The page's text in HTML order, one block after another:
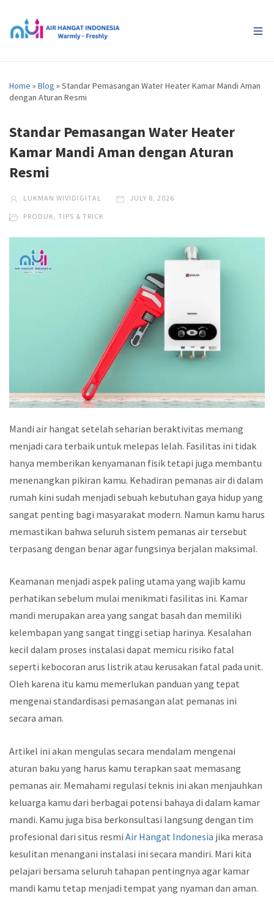
Home » Blog » Standar Pemasangan Water Heater Kamar Mandi Aman
dengan Aturan Resmi
Standar Pemasangan Water Heater
Kamar Mandi Aman dengan Aturan
Resmi
LUKMAN WIVIDIGITAL JULY 8, 2026
PRODUK, TIPS & TRICK
Mandi air hangat setelah seharian beraktivitas memang
menjadi cara terbaik untuk melepas lelah. Fasilitas ini tidak
hanya memberikan kenyamanan fisik tetapi juga membantu
menenangkan pikiran kamu. Kehadiran pemanas air di dalam
rumah kini sudah menjadi sebuah kebutuhan gaya hidup yang
sangat penting bagi masyarakat modern. Namun kamu harus
memastikan bahwa seluruh sistem pemanas air tersebut
terpasang dengan benar agar fungsinya berjalan maksimal.
Keamanan menjadi aspek paling utama yang wajib kamu
perhatikan sebelum mulai menikmati fasilitas ini. Kamar
mandi merupakan area yang sangat basah dan memiliki
kelembapan yang sangat tinggi setiap harinya. Kesalahan
kecil dalam proses instalasi dapat memicu risiko fatal
seperti kebocoran arus listrik atau kerusakan fatal pada unit.
Oleh karena itu kamu memerlukan panduan yang tepat
mengenai standardisasi pemasangan alat pemanas ini
secara aman.
Artikel ini akan mengulas secara mendalam mengenai
aturan baku yang harus kamu terapkan saat memasang
pemanas air. Memahami regulasi teknis ini akan menjauhkan
keluarga kamu dari berbagai potensi bahaya di dalam kamar
mandi. Kamu juga bisa berkonsultasi langsung dengan tim
profesional dari situs resmi Air Hangat Indonesia jika merasa
kesulitan menangani instalasi ini secara mandiri. Mari kita
pelajari bersama seluruh tahapan pentingnya agar kamar
mandi kamu tetap menjadi tempat yang nyaman dan aman.